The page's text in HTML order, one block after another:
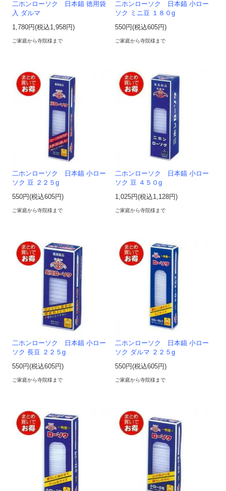
二ホンローソク 日本錨 徳用袋
入 ダルマ
1,780円(税込1,958円)
ご家庭から寺院様まで
二ホンローソク 日本錨 小ロー
ソク ミニ豆 １８０g
550円(税込605円)
ご家庭から寺院様まで
二ホンローソク 日本錨 小ロー
ソク 豆 ２２５g
550円(税込605円)
ご家庭から寺院様まで
二ホンローソク 日本錨 小ロー
ソク 豆 ４５０g
1,025円(税込1,128円)
ご家庭から寺院様まで
二ホンローソク 日本錨 小ロー
ソク 長豆 ２２５g
550円(税込605円)
ご家庭から寺院様まで
二ホンローソク 日本錨 小ロー
ソク ダルマ ２２５g
550円(税込605円)
ご家庭から寺院様まで